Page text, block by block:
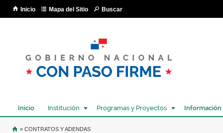
Inicio Mapa del Sitio Buscar
Inicio Institución Programas y Proyectos Información
USTED SE ENCUENTRA AQUÍ
» CONTRATOS Y ADENDAS